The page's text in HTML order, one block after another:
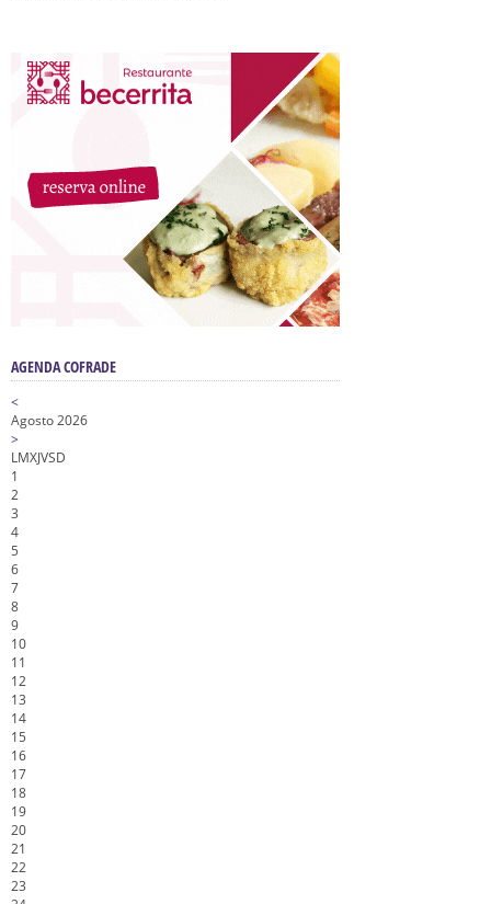
AGENDA COFRADE
<
Agosto 2026
>
LMXJVSD
1
2
3
4
5
6
7
8
9
10
11
12
13
14
15
16
17
18
19
20
21
22
23